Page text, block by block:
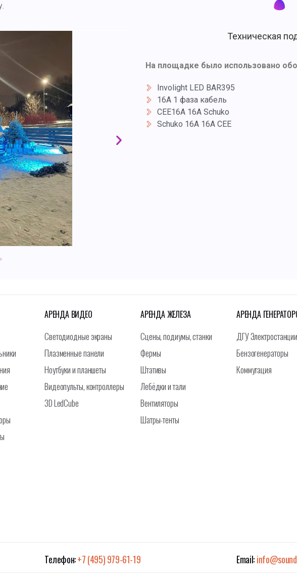
Техническая
На площадке было использовано
Involight LED BAR395
16A 1 фаза кабель
CEE16A 16A Schuko
Schuko 16A 16A CEE
АРЕНДА ВИДЕО
Светодиодные экраны
Плазменные панели
Ноутбуки и планшеты
Видеопульты, контроллеры
3D LedCube
АРЕНДА ЖЕЛЕЗА
Сцены, подиумы, станки
Фермы
Штативы
Лебёдки и тали
Вентиляторы
Шатры-тенты
АРЕНДА
ДГУ Электростанции
Бензогенераторы
Коммутация
Телефон:+7 (495) 979-61-19 Email: